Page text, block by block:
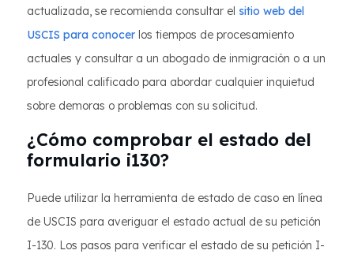
actualizada, se recomienda consultar el sitio web del
USCIS para conocer los tiempos de procesamiento
actuales y consultar a un abogado de inmigración o a un
profesional calificado para abordar cualquier inquietud
sobre demoras o problemas con su solicitud.
¿Cómo comprobar el estado del
formulario i130?
Puede utilizar la herramienta de estado de caso en línea
de USCIS para averiguar el estado actual de su petición
I-130. Los pasos para verificar el estado de su petición I-